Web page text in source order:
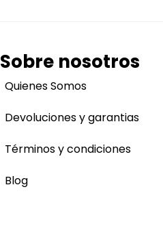
Sobre nosotros
Quienes Somos
Devoluciones y garantias
Términos y condiciones
Blog